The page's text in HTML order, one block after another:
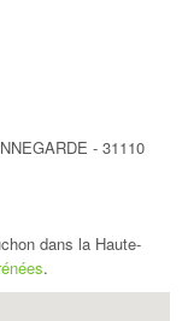
- 31110
dans la Haute-
.